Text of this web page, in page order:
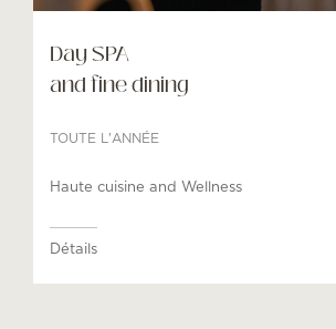
Day SPA
and fine dining
TOUTE L'ANNÉE
Haute cuisine and Wellness
Détails